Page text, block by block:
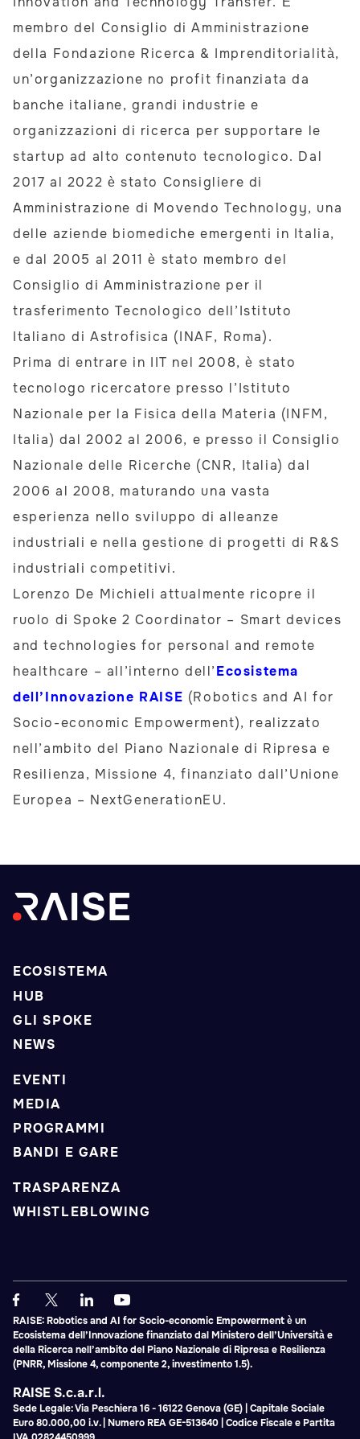
membro del Consiglio di Amministrazione
della Fondazione Ricerca & Imprenditorialità,
un’organizzazione no profit finanziata da
banche italiane, grandi industrie e
organizzazioni di ricerca per supportare le
startup ad alto contenuto tecnologico. Dal
2017 al 2022 è stato Consigliere di
Amministrazione di Movendo Technology, una
delle aziende biomediche emergenti in Italia,
e dal 2005 al 2011 è stato membro del
Consiglio di Amministrazione per il
trasferimento Tecnologico dell’Istituto
Italiano di Astrofisica (INAF, Roma).
Prima di entrare in IIT nel 2008, è stato
tecnologo ricercatore presso l’Istituto
Nazionale per la Fisica della Materia (INFM,
Italia) dal 2002 al 2006, e presso il Consiglio
Nazionale delle Ricerche (CNR, Italia) dal
2006 al 2008, maturando una vasta
esperienza nello sviluppo di alleanze
industriali e nella gestione di progetti di R&S
industriali competitivi.
Lorenzo De Michieli attualmente ricopre il
ruolo di Spoke 2 Coordinator – Smart devices
and technologies for personal and remote
healthcare – all’interno dell’Ecosistema
dell’Innovazione RAISE (Robotics and AI for
Socio-economic Empowerment), realizzato
nell’ambito del Piano Nazionale di Ripresa e
Resilienza, Missione 4, finanziato dall’Unione
Europea – NextGenerationEU.
ECOSISTEMA
HUB
GLI SPOKE
NEWS
EVENTI
MEDIA
PROGRAMMI
BANDI E GARE
TRASPARENZA
WHISTLEBLOWING
RAISE: Robotics and AI for Socio-economic Empowerment è un
Ecosistema dell’Innovazione finanziato dal Ministero dell’Università e
della Ricerca nell’ambito del Piano Nazionale di Ripresa e Resilienza
(PNRR, Missione 4, componente 2, investimento 1.5).
RAISE S.c.a.r.l.
Sede Legale: Via Peschiera 16 - 16122 Genova (GE) | Capitale Sociale
Euro 80.000,00 i.v. | Numero REA GE-513640 | Codice Fiscale e Partita